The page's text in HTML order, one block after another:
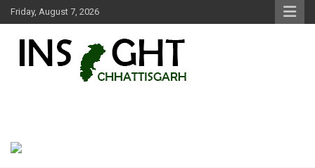
Skip
to
Friday, August 7, 2026